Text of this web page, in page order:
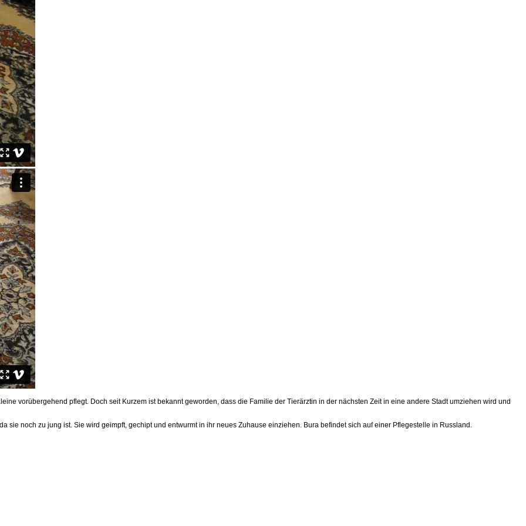
vorübergehend pflegt. Doch seit Kurzem ist bekannt geworden, dass die Familie der Tierärztin in der nächsten Zeit in eine andere Stadt umziehen wird und
sie noch zu jung ist. Sie wird geimpft, gechipt und entwurmt in ihr neues Zuhause einziehen. Bura befindet sich auf einer Pflegestelle in Russland.